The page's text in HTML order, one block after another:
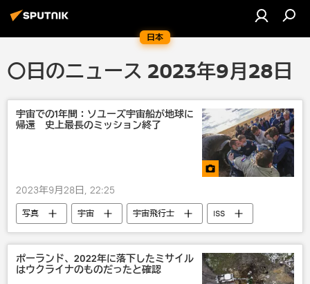
日本
〇日のニュース 2023年9月28日
宇宙での1年間：ソユーズ宇宙船が地球に
帰還 史上最長のミッション終了
2023年9月28日, 22:25
写真 宇宙 宇宙飛行士 ISS
ポーランド、2022年に落下したミサイル
はウクライナのものだったと確認